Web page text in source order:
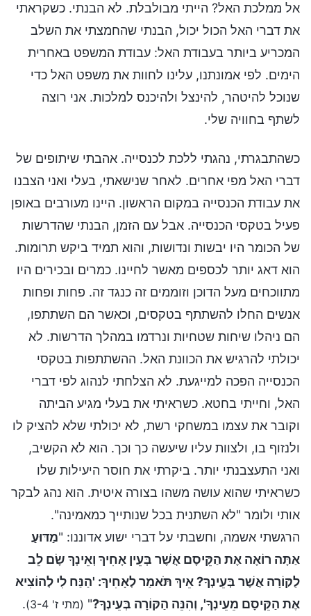
אל ממלכת האל? הייתי מבולבלת. לא הבנתי. כשקראתי
את דברי האל הכול יכול, הבנתי שהחמצתי את השלב
המכריע ביותר בעבודת האל: עבודת המשפט באחרית
הימים. לפי אמונתנו, עלינו לחוות את משפט האל כדי
שנוכל להיטהר, להינצל ולהיכנס למלכות. אני רוצה
לשתף בחוויה שלי.
כשהתבגרתי, נהגתי ללכת לכנסייה. אהבתי שיתופים של
דברי האל מפי אחרים. לאחר שנישאתי, בעלי ואני הצבנו
את עבודת הכנסייה במקום הראשון. היינו מעורבים באופן
פעיל בטקסי הכנסייה. אבל עם הזמן, הבנתי שהדרשות
של הכומר היו יבשות ונדושות, והוא תמיד ביקש תרומות.
הוא דאג יותר לכספים מאשר לחיינו. כמרים ובכירים היו
מתווכחים מעל הדוכן וזוממים זה כנגד זה. פחות ופחות
אנשים החלו להשתתף בטקסים, וכאשר הם השתתפו,
הם ניהלו שיחות שטחיות ונרדמו במהלך הדרשות. לא
יכולתי להרגיש את הכוונת האל. ההשתתפות בטקסי
הכנסייה הפכה למייגעת. לא הצלחתי לנהוג לפי דברי
האל, וחייתי בחטא. כשראיתי את בעלי מגיע הביתה
וקובר את עצמו במשחקי רשת, לא יכולתי שלא להציק לו
ולנזוף בו, ולצוות עליו שיעשה כך וכך. הוא לא הקשיב,
ואני התעצבנתי יותר. ביקרתי את חוסר היעילות שלו
כשראיתי שהוא עושה משהו בצורה איטית. הוא נהג לבקר
אותי ולומר "לא השתנית בכל שנותייך כמאמינה".
הרגשתי אשמה, וחשבתי על דברי ישוע אדוננו: "מַדּוּעַ
אַתָּה רוֹאֶה אֶת הַקֵּיסָם אֲשֶׁר בְּעֵין אָחִיךָ וְאֵינְךָ שָׂם לֵב
לַקּוֹרָה אֲשֶׁר בְּעֵינְךָ? אֵיךְ תֺּאמַר לְאָחִיךָ: 'הַנַּח לִי לְהוֹצִיא
אֶת הַקֵּיסָם מֵעֵינְךָ', וְהִנֵּה הַקּוֹרָה בְּעֵינְךָ?" (מתי ז' 3-4) .